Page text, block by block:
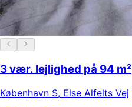
3 vær. lejlighed på 94 m²
København S, Else Alfelts Vej